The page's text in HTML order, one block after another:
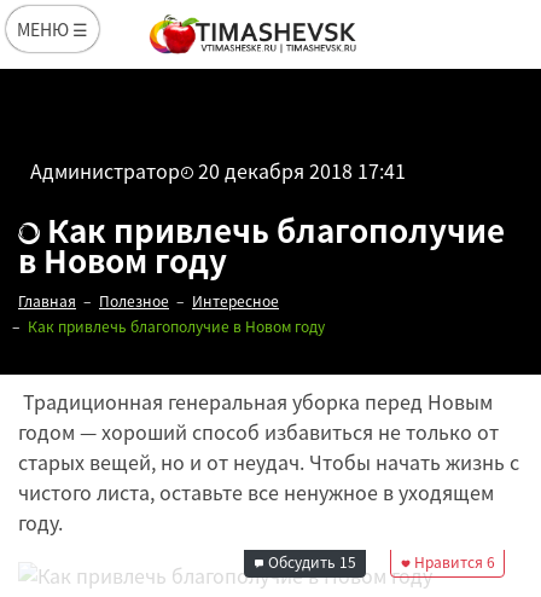
МЕНЮ ☰
Администратор 20 декабря 2018 17:41
Как привлечь благополучие
в Новом году
Главная Полезное
Интересное
Как привлечь благополучие в Новом году
Традиционная генеральная уборка перед Новым
годом — хороший способ избавиться не только от
старых вещей, но и от неудач. Чтобы начать жизнь с
чистого листа, оставьте все ненужное в уходящем
году.
Редакция
Нравится 6
Обсудить 15